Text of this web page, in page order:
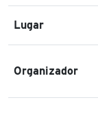
Lugar
Organizador